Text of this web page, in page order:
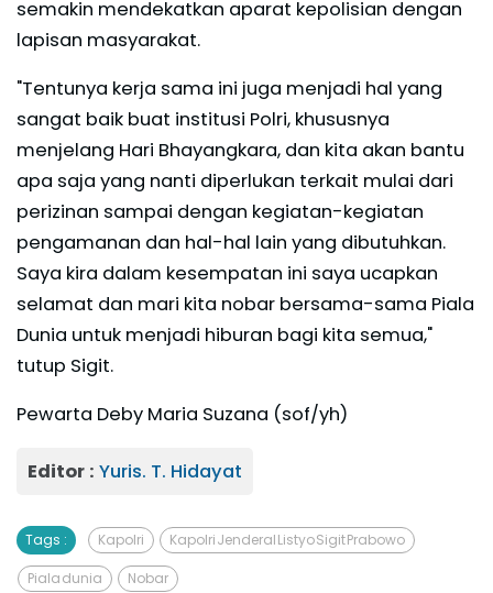
semakin mendekatkan aparat kepolisian dengan
lapisan masyarakat.
"Tentunya kerja sama ini juga menjadi hal yang
sangat baik buat institusi Polri, khususnya
menjelang Hari Bhayangkara, dan kita akan bantu
apa saja yang nanti diperlukan terkait mulai dari
perizinan sampai dengan kegiatan-kegiatan
pengamanan dan hal-hal lain yang dibutuhkan.
Saya kira dalam kesempatan ini saya ucapkan
selamat dan mari kita nobar bersama-sama Piala
Dunia untuk menjadi hiburan bagi kita semua,"
tutup Sigit.
Pewarta Deby Maria Suzana (sof/yh)
Editor : Yuris. T. Hidayat
Tags : Kapolri Kapolri Jenderal Listyo Sigit Prabowo
Piala dunia Nobar